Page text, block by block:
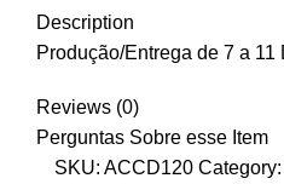
Description
Produção/Entrega de 7 a 11
Reviews (0)
Perguntas Sobre esse Item
SKU: ACCD120 Category: